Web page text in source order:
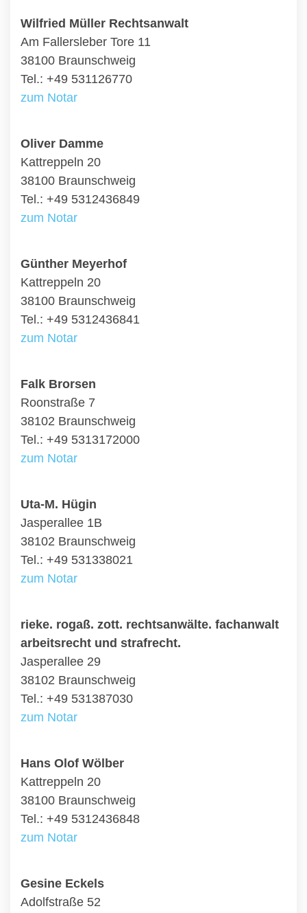
Wilfried Müller Rechtsanwalt
Am Fallersleber Tore 11
38100 Braunschweig
Tel.: +49 531126770
zum Notar
Oliver Damme
Kattreppeln 20
38100 Braunschweig
Tel.: +49 5312436849
zum Notar
Günther Meyerhof
Kattreppeln 20
38100 Braunschweig
Tel.: +49 5312436841
zum Notar
Falk Brorsen
Roonstraße 7
38102 Braunschweig
Tel.: +49 5313172000
zum Notar
Uta-M. Hügin
Jasperallee 1B
38102 Braunschweig
Tel.: +49 531338021
zum Notar
rieke. rogaß. zott. rechtsanwälte. fachanwalt
arbeitsrecht und strafrecht.
Jasperallee 29
38102 Braunschweig
Tel.: +49 531387030
zum Notar
Hans Olof Wölber
Kattreppeln 20
38100 Braunschweig
Tel.: +49 5312436848
zum Notar
Gesine Eckels
Adolfstraße 52